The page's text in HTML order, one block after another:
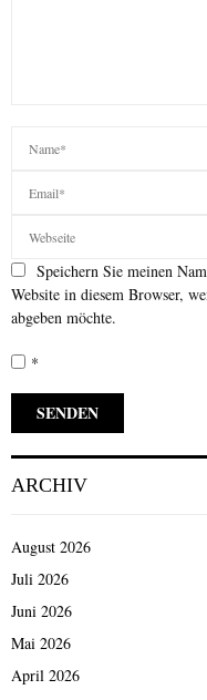
Speichern Sie meinen
Website in diesem Browser,
abgeben möchte.
*
ARCHIV
August 2026
Juli 2026
Juni 2026
Mai 2026
April 2026